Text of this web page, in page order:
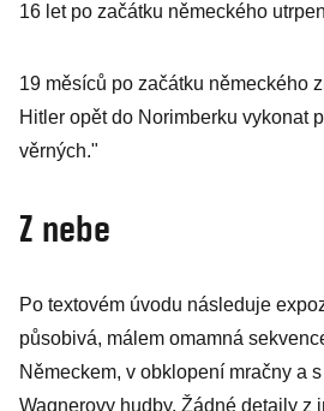
16 let po začátku německého
19 měsíců po začátku německého
Hitler opět do Norimberku vykonat
věrných."
Z nebe
Po textovém úvodu následuje
působivá, málem omamná
Německem, v obklopení mračny a
Wagnerovy hudby. Žádné detaily z